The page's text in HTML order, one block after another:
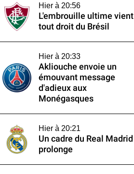
Hier à 20:56
L'embrouille ultime vient
tout droit du Brésil
Hier à 20:33
Akliouche envoie un
émouvant message
d'adieux aux
Monégasques
Hier à 20:21
Un cadre du Real Madrid
prolonge